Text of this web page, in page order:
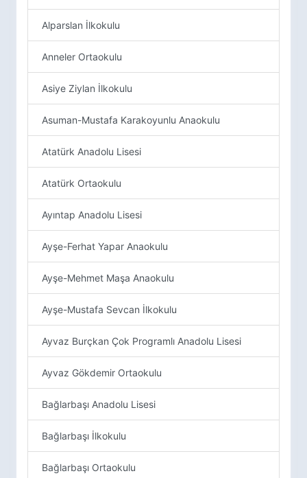
Alparslan İlkokulu
Anneler Ortaokulu
Asiye Ziylan İlkokulu
Asuman-Mustafa Karakoyunlu Anaokulu
Atatürk Anadolu Lisesi
Atatürk Ortaokulu
Ayıntap Anadolu Lisesi
Ayşe-Ferhat Yapar Anaokulu
Ayşe-Mehmet Maşa Anaokulu
Ayşe-Mustafa Sevcan İlkokulu
Ayvaz Burçkan Çok Programlı Anadolu Lisesi
Ayvaz Gökdemir Ortaokulu
Bağlarbaşı Anadolu Lisesi
Bağlarbaşı İlkokulu
Bağlarbaşı Ortaokulu